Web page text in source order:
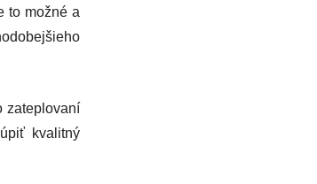
to možné a
zateplovaní
kvalitný